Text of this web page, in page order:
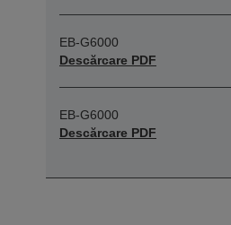
EB-G6000
Descărcare PDF
EB-G6000
Descărcare PDF